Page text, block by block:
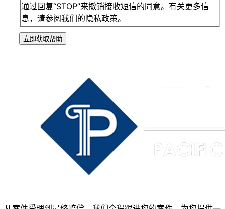
通过回复“STOP”来撤销接收短信的同意。有关更多信
息，请参阅我们的隐私政策。
立即获取帮助